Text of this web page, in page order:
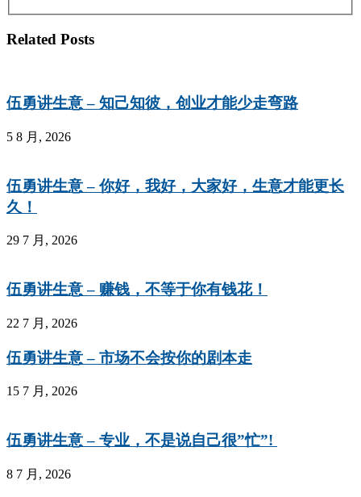
Related Posts
伍勇讲生意 – 知己知彼，创业才能少走弯路
5 8 月, 2026
伍勇讲生意 – 你好，我好，大家好，生意才能更长
久！
29 7 月, 2026
伍勇讲生意 – 赚钱，不等于你有钱花！
22 7 月, 2026
伍勇讲生意 – 市场不会按你的剧本走
15 7 月, 2026
伍勇讲生意 – 专业，不是说自己很”忙”!
8 7 月, 2026